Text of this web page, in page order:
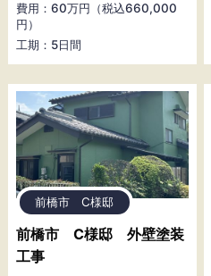
費用：60万円（税込660,000
円）
工期：5日間
前橋市 C様邸
前橋市 C様邸 外壁塗装
工事